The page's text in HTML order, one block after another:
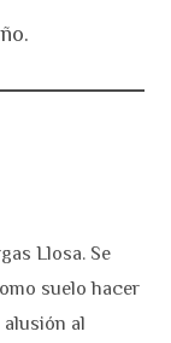
Llosa. Se
suelo hacer
alusión al